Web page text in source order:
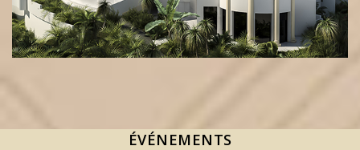
ÉVÉNEMENTS